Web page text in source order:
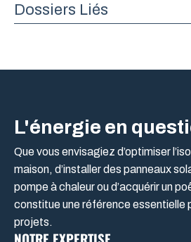
Dossiers Liés
L'énergie en
Que vous envisagiez d’optimiser
maison, d’installer des panneaux
pompe à chaleur ou d’acquérir un
constitue une référence essentielle
projets.